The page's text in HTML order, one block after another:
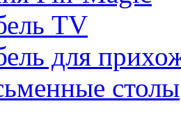
TV
для
столы